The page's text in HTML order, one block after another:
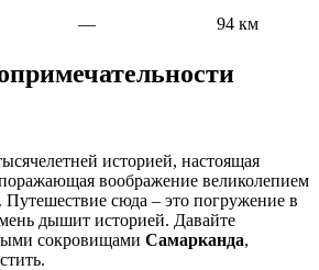
— 94 км
историей, настоящая
воображение великолепием
Путешествие сюда – это погружение в
дышит историей. Давайте
сокровищами Самарканда,